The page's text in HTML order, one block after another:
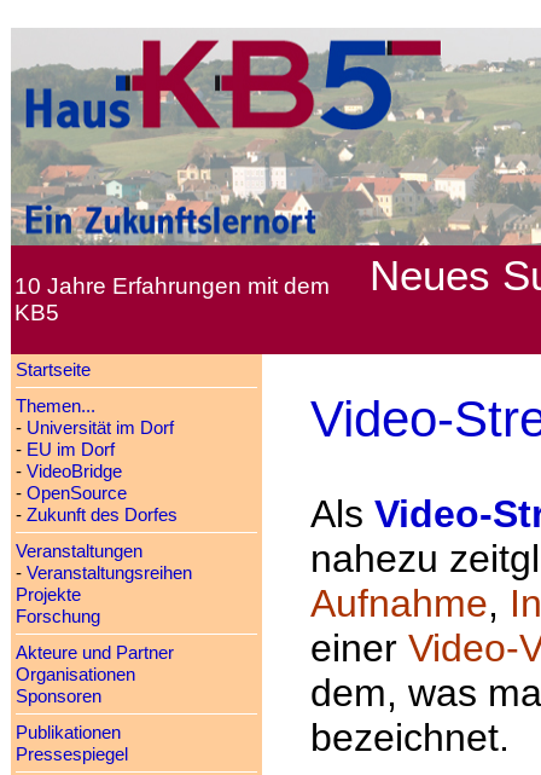
10 Jahre Erfahrungen mit dem
KB5
Neues
Startseite
Themen...
- Universität im Dorf
- EU im Dorf
- VideoBridge
- OpenSource
- Zukunft des Dorfes
Veranstaltungen
- Veranstaltungsreihen
Projekte
Forschung
Akteure und Partner
Organisationen
Sponsoren
Publikationen
Pressespiegel
Video-
Als Video-
nahezu
Aufnahme,
einer Video-
dem, was
bezeichnet.